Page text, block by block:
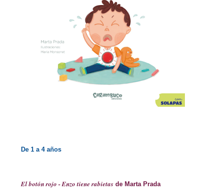
De 1 a 4 años
El botón rojo - Enzo tiene rabietasde Marta Prada